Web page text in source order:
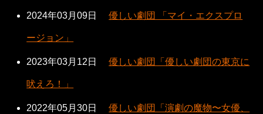
2024年03月09日 優しい劇団 「マイ・エクスプロ
ージョン」
2023年03月12日 優しい劇団「優しい劇団の東京に
吠えろ！」
2022年05月30日 優しい劇団「演劇の魔物〜女優、